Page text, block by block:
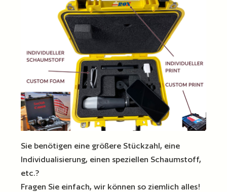
Sie benötigen eine größere Stückzahl, eine
Individualisierung, einen speziellen Schaumstoff,
etc.?
Fragen Sie einfach, wir können so ziemlich alles!